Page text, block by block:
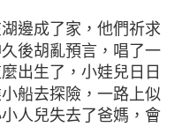
邊成了家，他們祈求
後胡亂預言，唱了一
出生了，小娃兒日日
船去探險，一路上似
人兒失去了爸媽，會